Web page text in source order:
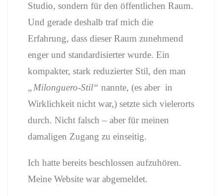
Studio, sondern für den öffentlichen Raum.
Und gerade deshalb traf mich die
Erfahrung, dass dieser Raum zunehmend
enger und standardisierter wurde. Ein
kompakter, stark reduzierter Stil, den man
„Milonguero-Stil“ nannte, (es aber in
Wirklichkeit nicht war,) setzte sich vielerorts
durch. Nicht falsch – aber für meinen
damaligen Zugang zu einseitig.
Ich hatte bereits beschlossen aufzuhören.
Meine Website war abgemeldet.